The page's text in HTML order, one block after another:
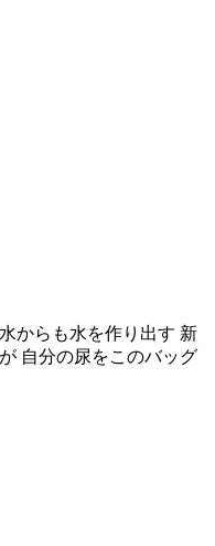
からも水を作り出す 新
自分の尿をこのバッグ